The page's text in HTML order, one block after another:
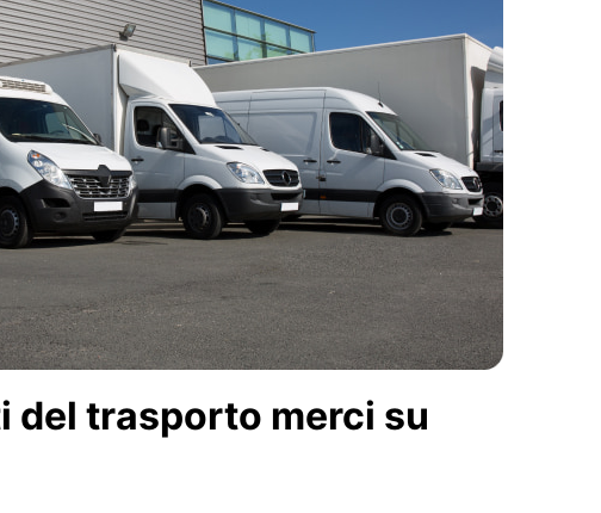
del trasporto merci su